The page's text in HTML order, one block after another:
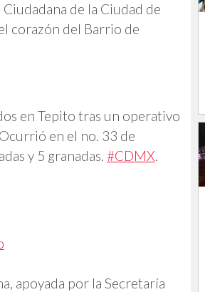
de la Ciudad de
corazón del Barrio de
en Tepito tras un operativo
en el no. 33 de
y 5 granadas. #CDMX.
apoyada por la Secretaría